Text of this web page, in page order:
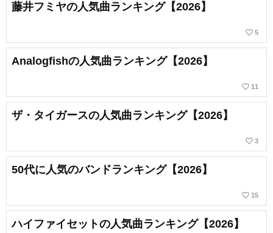
藤井フミヤの人気曲ランキング【2026】
favorite_border 5
Analogfishの人気曲ランキング【2026】
favorite_border 11
ザ・タイガースの人気曲ランキング【2026】
favorite_border 3
50代に人気のバンドランキング【2026】
favorite_border 15
ハイファイセットの人気曲ランキング【2026】